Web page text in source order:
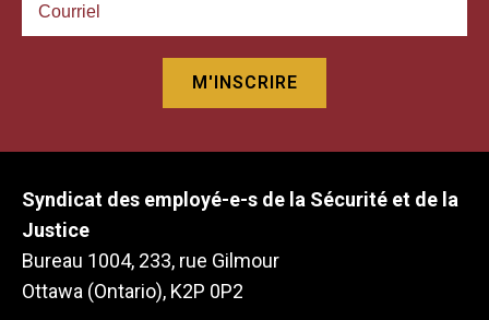
Syndicat des employé-e-s de la Sécurité et de la
Justice
Bureau 1004, 233, rue Gilmour
Ottawa (Ontario), K2P 0P2